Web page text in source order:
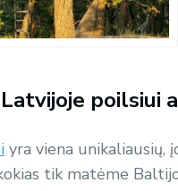
poilsiui
yra viena unikaliausių,
tik matėme